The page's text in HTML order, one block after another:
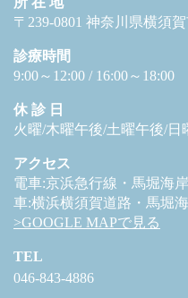
〒239-0801 神奈川県横須
診療時間
9:00～12:00 / 16:00～18:00
休 診 日
火曜/木曜午後/土曜午後/日
アクセス
電車:京浜急行線・馬堀海
車:横浜横須賀道路・馬堀
>GOOGLE MAPで見る
TEL
046-843-4886